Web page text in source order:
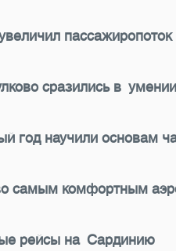
сразились в
год научили основам
самым комфортным
рейсы на Сардинию